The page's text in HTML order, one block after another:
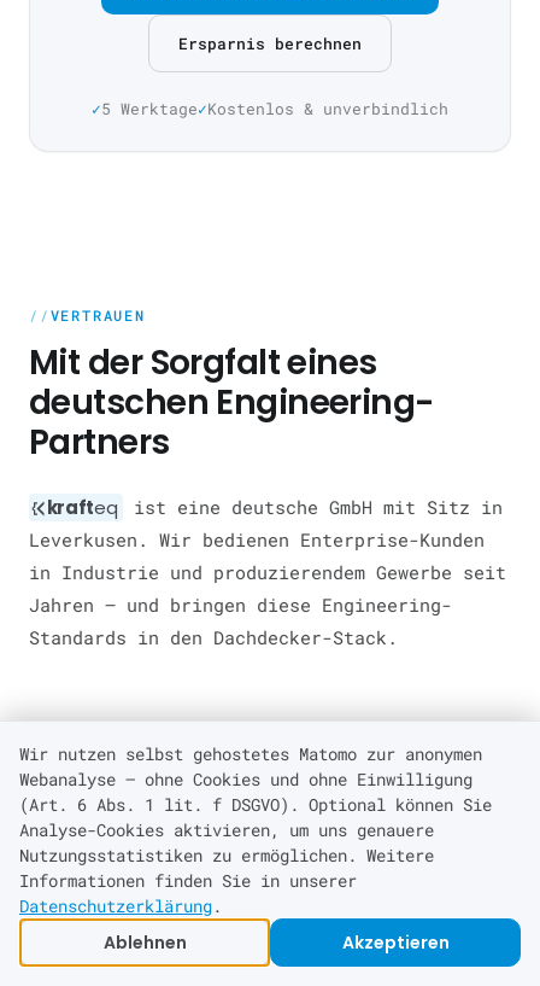
Ersparnis berechnen
5 Werktage Kostenlos & unverbindlich
VERTRAUEN
Mit der Sorgfalt eines
deutschen Engineering-
Partners
krafteq
ist eine deutsche GmbH mit Sitz in
Leverkusen. Wir bedienen Enterprise-Kunden
in Industrie und produzierendem Gewerbe seit
Jahren — und bringen diese Engineering-
Standards in den Dachdecker-Stack.
kraft eq GmbH, Leverkusen
Deutsche Gesellschaft mit Sitz im
Rheinland. Fester,
deutschsprachiger Ansprechpartner
in Deutschland — kein Callcenter.
Treffen vor Ort möglich,
vollständig remote ebenso — auch
Wir nutzen selbst gehostetes Matomo zur anonymen
Webanalyse — ohne Cookies und ohne Einwilligung
(Art. 6 Abs. 1 lit. f DSGVO). Optional können Sie
Analyse-Cookies aktivieren, um uns genauere
Nutzungsstatistiken zu ermöglichen. Weitere
Informationen finden Sie in unserer
Datenschutzerklärung.
Ablehnen Akzeptieren